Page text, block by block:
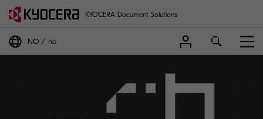
KYOCERA Document Solutions
NO no